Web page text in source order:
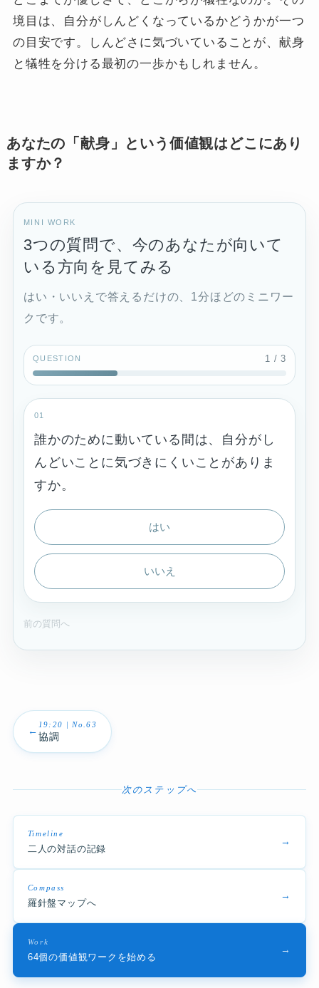
境目は、自分がしんどくなっているかどうかが一つ
の目安です。しんどさに気づいていることが、献身
と犠牲を分ける最初の一歩かもしれません。
あなたの「献身」という価値観はどこにあり
ますか？
MINI WORK
3つの質問で、今のあなたが向いて
いる方向を見てみる
はい・いいえで答えるだけの、1分ほどのミニワー
クです。
QUESTION 1 / 3
01
誰かのために動いている間は、自分がし
んどいことに気づきにくいことがありま
すか。
はい
いいえ
前の質問へ
←
19:20 | No.63
協調
次のステップへ
Timeline
二人の対話の記録
→
Compass
羅針盤マップへ
→
Work
64個の価値観ワークを始める
→